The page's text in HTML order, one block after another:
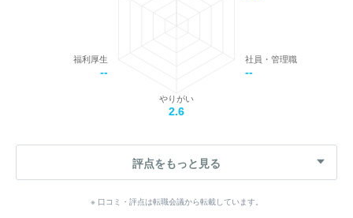
社員・管理職
--
やりがい
2.6
福利厚生
--
評点をもっと見る
※ 口コミ・評点は転職会議から転載しています。